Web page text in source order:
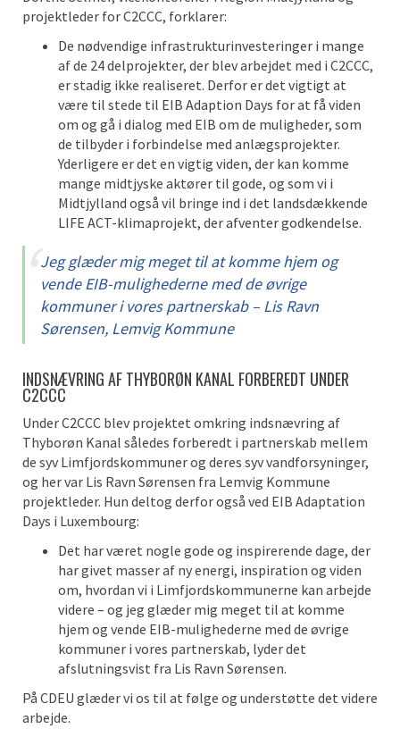
projektleder for C2CCC, forklarer:
De nødvendige infrastrukturinvesteringer i mange
af de 24 delprojekter, der blev arbejdet med i C2CCC,
er stadig ikke realiseret. Derfor er det vigtigt at
være til stede til EIB Adaption Days for at få viden
om og gå i dialog med EIB om de muligheder, som
de tilbyder i forbindelse med anlægsprojekter.
Yderligere er det en vigtig viden, der kan komme
mange midtjyske aktører til gode, og som vi i
Midtjylland også vil bringe ind i det landsdækkende
LIFE ACT-klimaprojekt, der afventer godkendelse.
Jeg glæder mig meget til at komme hjem og
vende EIB-mulighederne med de øvrige
kommuner i vores partnerskab – Lis Ravn
Sørensen, Lemvig Kommune
INDSNÆVRING AF THYBORØN KANAL FORBEREDT UNDER
C2CCC
Under C2CCC blev projektet omkring indsnævring af
Thyborøn Kanal således forberedt i partnerskab mellem
de syv Limfjordskommuner og deres syv vandforsyninger,
og her var Lis Ravn Sørensen fra Lemvig Kommune
projektleder. Hun deltog derfor også ved EIB Adaptation
Days i Luxembourg:
Det har været nogle gode og inspirerende dage, der
har givet masser af ny energi, inspiration og viden
om, hvordan vi i Limfjordskommunerne kan arbejde
videre – og jeg glæder mig meget til at komme
hjem og vende EIB-mulighederne med de øvrige
kommuner i vores partnerskab, lyder det
afslutningsvist fra Lis Ravn Sørensen.
På CDEU glæder vi os til at følge og understøtte det videre
arbejde.